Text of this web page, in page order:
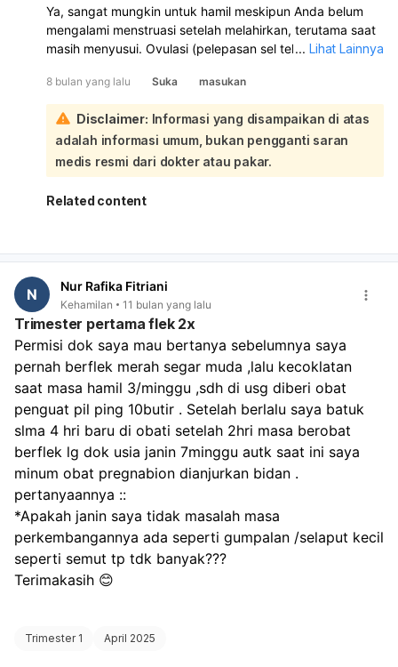
Ya, sangat mungkin untuk hamil meskipun Anda belum
mengalami menstruasi setelah melahirkan, terutama saat
masih menyusui. Ovulasi (pelepasan sel telur) dapat
sehingga kehamilan bisa terjadi bahkan dengan satu kali
hubungan intim. Menyusui memang dapat menunda
kembalinya kesuburan, namun bukan metode kontrasepsi
yang 100% efektif. Untuk memastikan apakah Anda hamil
atau tidak, disarankan untuk melakukan tes kehamilan.
Jika hasilnya positif atau Anda memiliki kekhawatiran
lebih lanjut, sebaiknya konsultasikan dengan dokter
... Lihat Lainnya
8 bulan yang lalu Suka masukan
Disclaimer: Informasi yang disampaikan di atas
adalah informasi umum, bukan pengganti saran
medis resmi dari dokter atau pakar.
Related content
N Nur Rafika Fitriani
Kehamilan 11 bulan yang lalu
Trimester pertama flek 2x
Permisi dok saya mau bertanya sebelumnya saya
pernah berflek merah segar muda ,lalu kecoklatan
saat masa hamil 3/minggu ,sdh di usg diberi obat
penguat pil ping 10butir . Setelah berlalu saya batuk
slma 4 hri baru di obati setelah 2hri masa berobat
berflek lg dok usia janin 7minggu autk saat ini saya
minum obat pregnabion dianjurkan bidan .
pertanyaannya ::
*Apakah janin saya tidak masalah masa
perkembangannya ada seperti gumpalan /selaput kecil
seperti semut tp tdk banyak???
Terimakasih 😊
Trimester 1 April 2025